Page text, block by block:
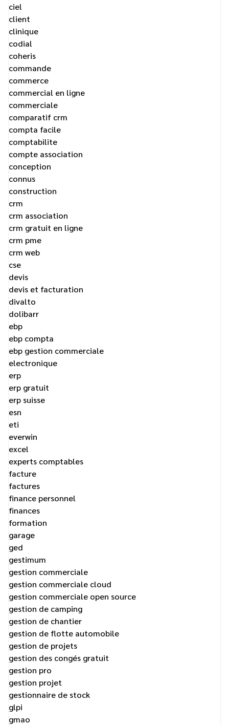
ciel
client
clinique
codial
coheris
commande
commerce
commercial en ligne
commerciale
comparatif crm
compta facile
comptabilite
compte association
conception
connus
construction
crm
crm association
crm gratuit en ligne
crm pme
crm web
cse
devis
devis et facturation
divalto
dolibarr
ebp
ebp compta
ebp gestion commerciale
electronique
erp
erp gratuit
erp suisse
esn
eti
everwin
excel
experts comptables
facture
factures
finance personnel
finances
formation
garage
ged
gestimum
gestion commerciale
gestion commerciale cloud
gestion commerciale open source
gestion de camping
gestion de chantier
gestion de flotte automobile
gestion de projets
gestion des congés gratuit
gestion pro
gestion projet
gestionnaire de stock
glpi
gmao